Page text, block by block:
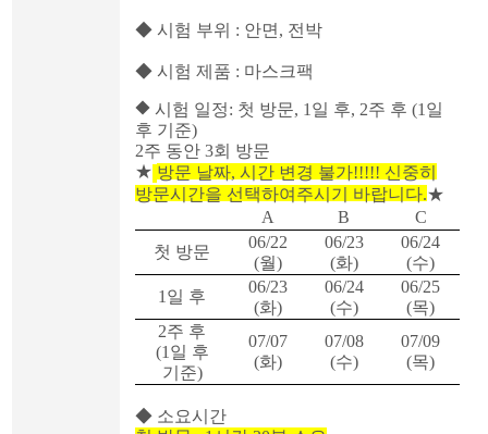
◆ 시험 부위 : 안면 , 전박
◆ 시험 제품 : 마스크팩
◆ 시험 일정: 첫 방문, 1 일 후, 2주 후 (1 일
후 기준)
2주 동안 3회 방문
★ 방문 날짜, 시간 변경 불가!!!!! 신중히
방문시간을 선택하여주시기 바랍니다.★
A
B
C
첫 방문
06/22
(월)
06/23
(화)
06/24
(수)
1 일 후
06/23
(화)
06/24
(수)
06/25
(목)
2주 후
(1 일 후
기준)
07/07
(화)
07/08
(수)
07/09
(목)
◆ 소요시간